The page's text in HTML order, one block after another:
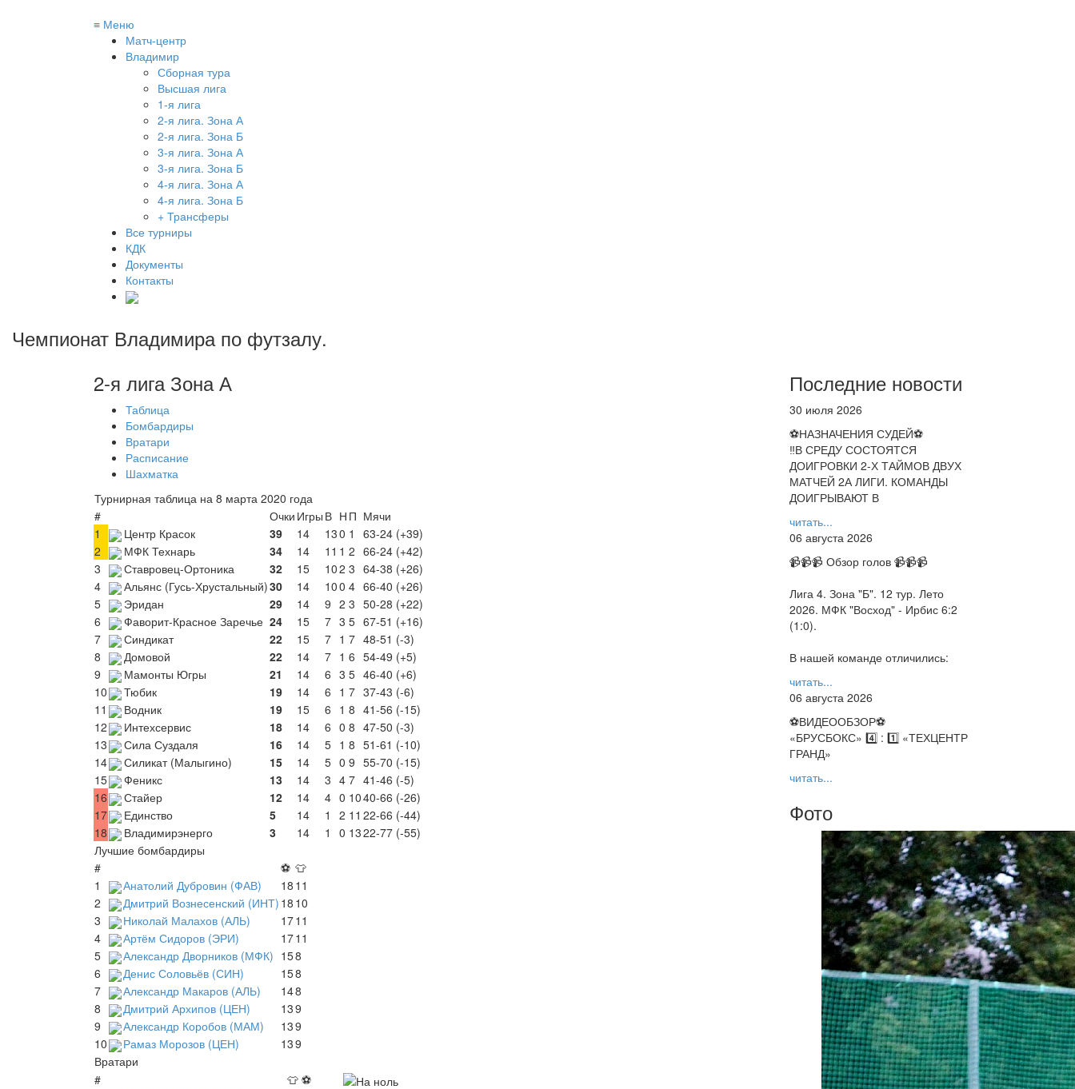
≡ Меню
Матч-центр
Владимир
Сборная тура
Высшая лига
1-я лига
2-я лига. Зона А
2-я лига. Зона Б
3-я лига. Зона А
3-я лига. Зона Б
4-я лига. Зона А
4-я лига. Зона Б
+ Трансферы
Все турниры
КДК
Документы
Контакты
Чемпионат Владимира по футзалу.
2-я лига Зона А
Таблица
Бомбардиры
Вратари
Расписание
Шахматка
Турнирная таблица на 8 марта 2020 года
#
Очки Игры В Н П Мячи
1
Центр Красок 39 14 130 1
63-24 (+39)
2
МФК Технарь 34 14 11 1 2 66-24 (+42)
3
Ставровец-Ортоника 32 15 102 3 64-38 (+26)
4
Альянс (Гусь-Хрустальный)30 14 100 4 66-40 (+26)
5
Эридан 29 14 9 2 3 50-28 (+22)
6
Фаворит-Красное Заречье 24 15 7 3 5 67-51 (+16)
7
Синдикат 22 15 7 1 7 48-51 (-3)
8
Домовой 22 14 7 1 6 54-49 (+5)
9
Мамонты Югры 21 14 6 3 5 46-40 (+6)
10
Тюбик 19 14 6 1 7 37-43 (-6)
11
Водник 19 15 6 1 8 41-56 (-15)
12
Интехсервис 18 14 6 0 8 47-50 (-3)
13
Сила Суздаля 16 14 5 1 8 51-61 (-10)
14
Силикат (Малыгино) 15 14 5 0 9 55-70 (-15)
15
Феникс 13 14 3 4 7 41-46 (-5)
16
Стайер 12 14 4 0 1040-66 (-26)
17
Единство 5 14 1 2 11 22-66 (-44)
18
Владимирэнерго 3 14 1 0 1322-77 (-55)
Лучшие бомбардиры
#
⚽ 👕
1
Анатолий Дубровин (ФАВ) 18 11
2
Дмитрий Вознесенский (ИНТ) 18 10
3
Николай Малахов (АЛЬ) 1711
4
Артём Сидоров (ЭРИ) 1711
5
Александр Дворников (МФК) 158
6
Денис Соловьёв (СИН) 158
7
Александр Макаров (АЛЬ) 148
8
Дмитрий Архипов (ЦЕН) 139
9
Александр Коробов (МАМ) 139
10
Рамаз Морозов (ЦЕН) 139
Вратари
#
👕 ⚽
Последние новости
30 июля 2026
⚽НАЗНАЧЕНИЯ СУДЕЙ⚽
‼В СРЕДУ СОСТОЯТСЯ
ДОИГРОВКИ 2-Х ТАЙМОВ ДВУХ
МАТЧЕЙ 2А ЛИГИ. КОМАНДЫ
ДОИГРЫВАЮТ В
читать...
06 августа 2026
📹📹📹 Обзор голов 📹📹📹
Лига 4. Зона "Б". 12 тур. Лето
2026. МФК "Восход" - Ирбис 6:2
(1:0).
В нашей команде отличились:
читать...
06 августа 2026
⚽️ВИДЕООБЗОР⚽️
«БРУСБОКС» 4️⃣ : 1️⃣ «ТЕХЦЕНТР
ГРАНД»
читать...
Фото